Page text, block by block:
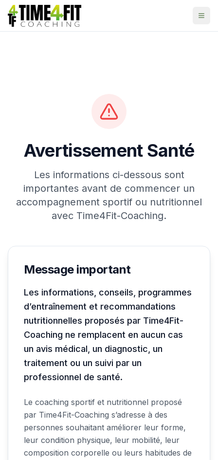
Aller au contenu principal
Avertissement Santé
Les informations ci-dessous sont
importantes avant de commencer un
accompagnement sportif ou nutritionnel
avec Time4Fit-Coaching.
Message important
Les informations, conseils, programmes
d’entraînement et recommandations
nutritionnelles proposés par Time4Fit-
Coaching ne remplacent en aucun cas
un avis médical, un diagnostic, un
traitement ou un suivi par un
professionnel de santé.
Le coaching sportif et nutritionnel proposé
par Time4Fit-Coaching s’adresse à des
personnes souhaitant améliorer leur forme,
leur condition physique, leur mobilité, leur
composition corporelle ou leurs habitudes de